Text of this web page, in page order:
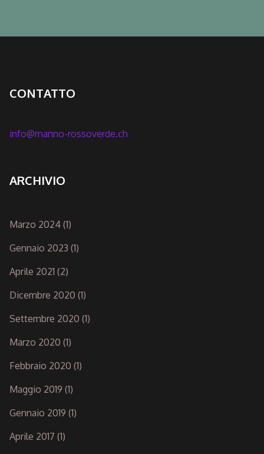
CONTATTO
info@manno-rossoverde.ch
ARCHIVIO
Marzo 2024 (1)
Gennaio 2023 (1)
Aprile 2021 (2)
Dicembre 2020 (1)
Settembre 2020 (1)
Marzo 2020 (1)
Febbraio 2020 (1)
Maggio 2019 (1)
Gennaio 2019 (1)
Aprile 2017 (1)